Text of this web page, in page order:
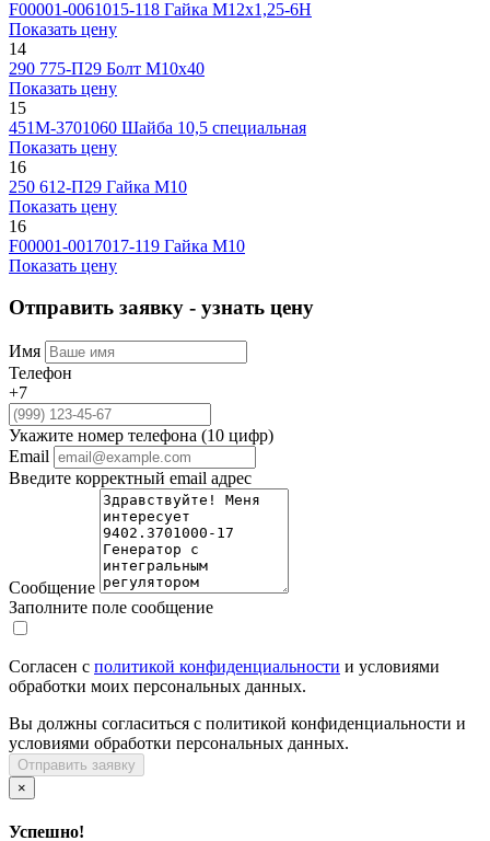
F00001-0061015-118 Гайка М12х1,25-6Н
Показать цену
14
290 775-П29 Болт М10х40
Показать цену
15
451М-3701060 Шайба 10,5 специальная
Показать цену
16
250 612-П29 Гайка М10
Показать цену
16
F00001-0017017-119 Гайка М10
Показать цену
Отправить заявку - узнать цену
Имя
Телефон
+7
Укажите номер телефона (10 цифр)
Email
Введите корректный email адрес
Сообщение
Заполните поле сообщение
Согласен с политикой конфиденциальности и условиями
обработки моих персональных данных.
Вы должны согласиться с политикой конфиденциальности и
условиями обработки персональных данных.
Отправить заявку
×
Успешно!